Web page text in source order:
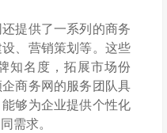
提供了一系列的商务
、营销策划等。这些
知名度，拓展市场份
商务网的服务团队具
够为企业提供个性化
需求。